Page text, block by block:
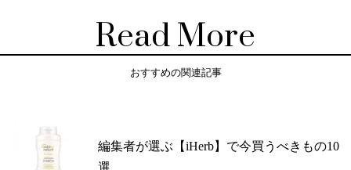
Read More
おすすめの関連記事
編集者が選ぶ【iHerb】で今買うべきもの10
選